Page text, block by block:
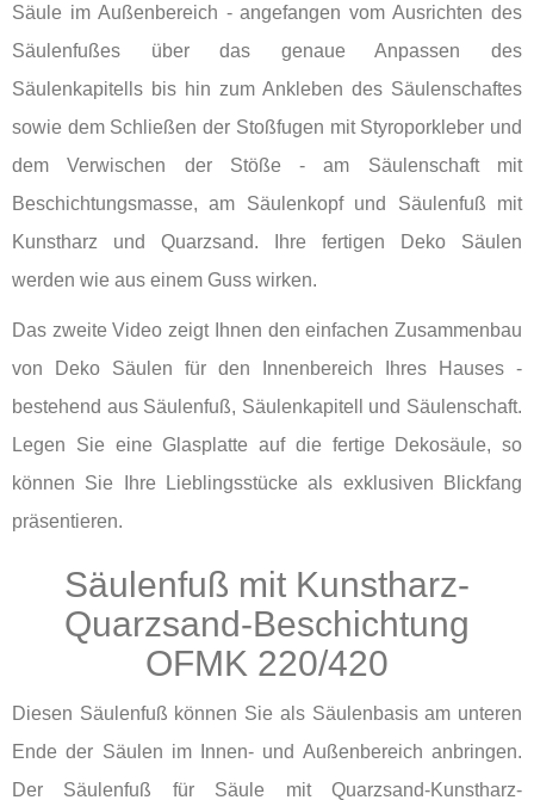
Säule im Außenbereich - angefangen vom Ausrichten des
Säulenfußes über das genaue Anpassen des
Säulenkapitells bis hin zum Ankleben des Säulenschaftes
sowie dem Schließen der Stoßfugen mit Styroporkleber und
dem Verwischen der Stöße - am Säulenschaft mit
Beschichtungsmasse, am Säulenkopf und Säulenfuß mit
Kunstharz und Quarzsand. Ihre fertigen Deko Säulen
werden wie aus einem Guss wirken.
Das zweite Video zeigt Ihnen den einfachen Zusammenbau
von Deko Säulen für den Innenbereich Ihres Hauses -
bestehend aus Säulenfuß, Säulenkapitell und Säulenschaft.
Legen Sie eine Glasplatte auf die fertige Dekosäule, so
können Sie Ihre Lieblingsstücke als exklusiven Blickfang
präsentieren.
Säulenfuß mit Kunstharz-
Quarzsand-Beschichtung
OFMK 220/420
Diesen Säulenfuß können Sie als Säulenbasis am unteren
Ende der Säulen im Innen- und Außenbereich anbringen.
Der Säulenfuß für Säule mit Quarzsand-Kunstharz-